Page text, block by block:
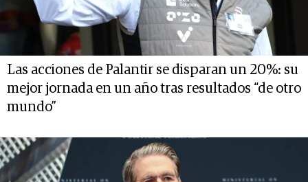
Las acciones de Palantir se disparan un 20%: su
mejor jornada en un año tras resultados “de otro
mundo”